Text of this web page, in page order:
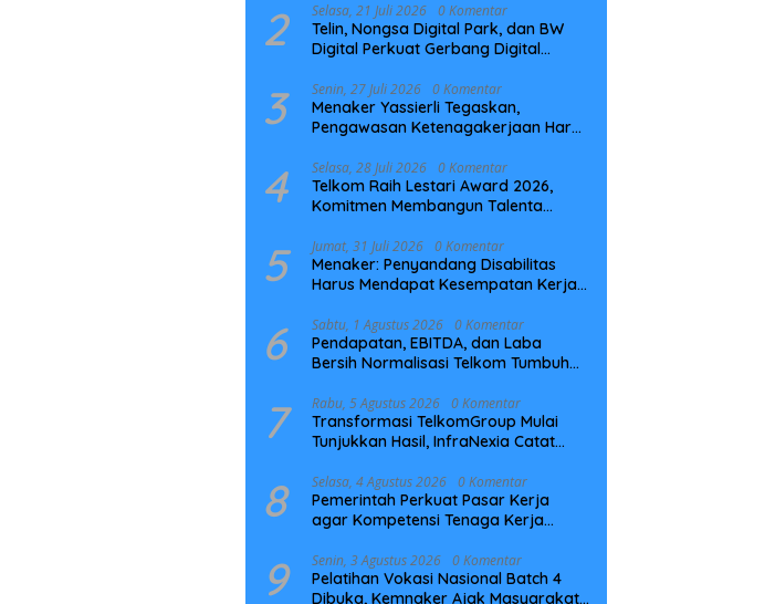
2 Selasa, 21 Juli 2026 0 Komentar
Telin, Nongsa Digital Park, dan BW
Digital Perkuat Gerbang Digital
NCC
3 Senin, 27 Juli 2026 0 Komentar
Menaker Yassierli Tegaskan,
Pengawasan Ketenagakerjaan Harus
4 Selasa, 28 Juli 2026 0 Komentar
Telkom Raih Lestari Award 2026,
Komitmen Membangun Talenta
5 Jumat, 31 Juli 2026 0 Komentar
Menaker: Penyandang Disabilitas
Harus Mendapat Kesempatan Kerja
6 Sabtu, 1 Agustus 2026 0 Komentar
Pendapatan, EBITDA, dan Laba
Bersih Normalisasi Telkom Tumbuh
7 Rabu, 5 Agustus 2026 0 Komentar
Transformasi TelkomGroup Mulai
Tunjukkan Hasil, InfraNexia Catat
Digital Nasional
8 Selasa, 4 Agustus 2026 0 Komentar
Pemerintah Perkuat Pasar Kerja
agar Kompetensi Tenaga Kerja
9 Senin, 3 Agustus 2026 0 Komentar
Pelatihan Vokasi Nasional Batch 4
Dibuka, Kemnaker Ajak Masyarakat